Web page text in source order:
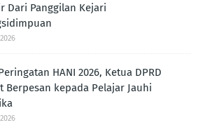
Dari Panggilan Kejari
HANI 2026, Ketua DPRD
Berpesan kepada Pelajar Jauhi